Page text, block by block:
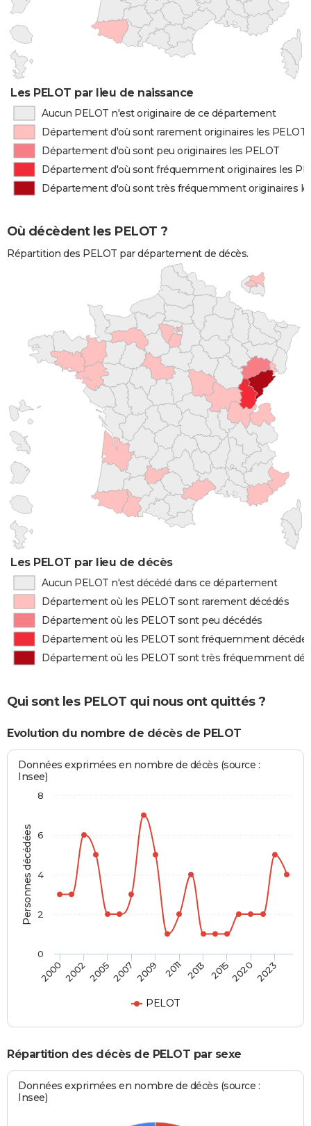
Les PELOT par lieu de naissance
Aucun PELOT n'est originaire de ce département
Département d'où sont rarement originaires les PELOT
Département d'où sont peu originaires les PELOT
Département d'où sont fréquemment originaires les
Département d'où sont très fréquemment originaires
Où décèdent les PELOT ?
Répartition des PELOT par département de décès.
Les PELOT par lieu de décès
Aucun PELOT n'est décédé dans ce département
Département où les PELOT sont rarement décédés
Département où les PELOT sont peu décédés
Département où les PELOT sont fréquemment
Département où les PELOT sont très fréquemment
Qui sont les PELOT qui nous ont quittés ?
Evolution du nombre de décès de PELOT
Personnes décédées
Données exprimées en nombre de décès (source :
Insee)
PELOT
20002002200520072009 2011 2013 201520202023
0
2
4
6
8
Répartition des décès de PELOT par sexe
Données exprimées en nombre de décès (source :
Insee)